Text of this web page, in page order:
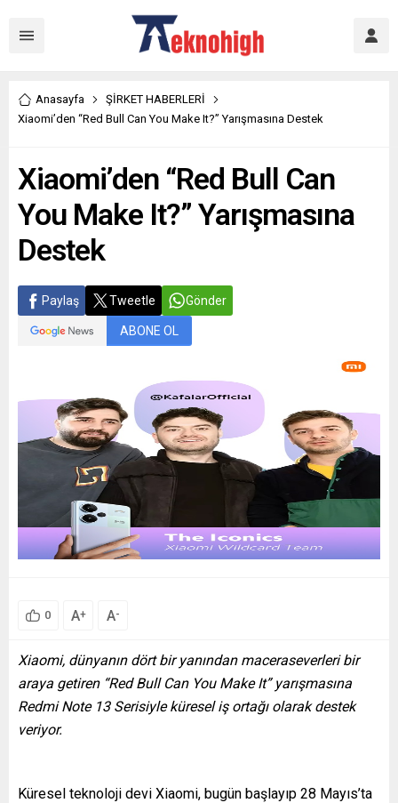
Anasayfa
ŞİRKET HABERLERİ
Xiaomi’den “Red Bull Can You Make It?” Yarışmasına Destek
Xiaomi’den “Red Bull Can
You Make It?” Yarışmasına
Destek
Paylaş Tweetle Gönder
ABONE OL
0 A+ A-
Xiaomi, dünyanın dört bir yanından maceraseverleri bir
araya getiren “Red Bull Can You Make It” yarışmasına
Redmi Note 13 Serisiyle küresel iş ortağı olarak destek
veriyor.
Küresel teknoloji devi Xiaomi, bugün başlayıp 28 Mayıs’ta